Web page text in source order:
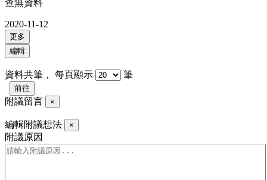
查無資料
2020-11-12
更多
編輯
資料共筆， 每頁顯示 筆
前往
附議留言 ×
編輯附議想法 ×
附議原因